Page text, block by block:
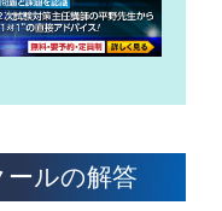
ルの解答